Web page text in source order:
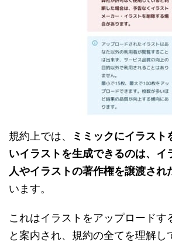
規約上では、
ミミックにイラスト
いイラストを生成できるのは、イ
人やイラストの著作権を譲渡され
います。
これはイラストをアップロードす
と案内され、規約の全てを理解し